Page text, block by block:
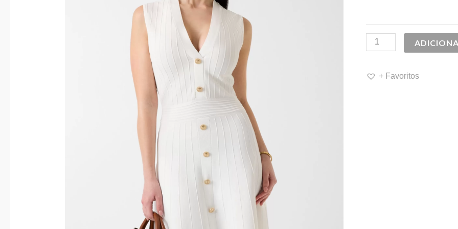
+ Favoritos